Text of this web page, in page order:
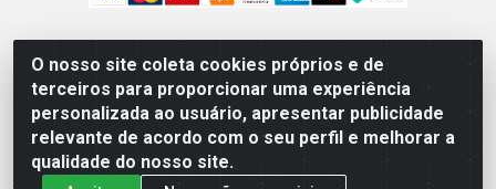
O nosso site coleta cookies próprios e de
terceiros para proporcionar uma experiência
personalizada ao usuário, apresentar publicidade
relevante de acordo com o seu perfil e melhorar a
qualidade do nosso site.
ABRASEG COMÉRCIO ATACADISTA LTDA - CNPJ:
10.894.768/0001-00 - Avenida Lobo Júnior, 1045 -
Penha Circular - Rio de Janeiro - RJ - CEP 21020-124